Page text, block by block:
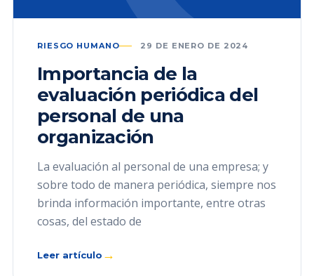
RIESGO HUMANO 29 DE ENERO DE 2024
Importancia de la
evaluación periódica del
personal de una
organización
La evaluación al personal de una empresa; y
sobre todo de manera periódica, siempre nos
brinda información importante, entre otras
cosas, del estado de
Leer artículo →